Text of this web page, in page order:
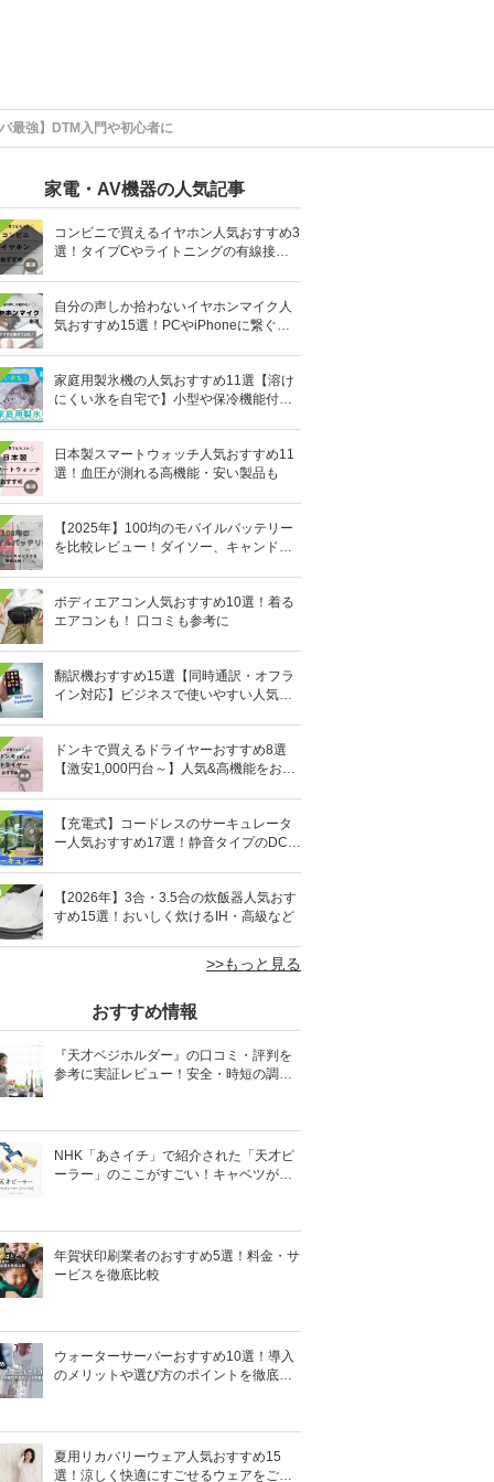
最強】DTM入門や初心者に
家電・AV機器の人気記事
コンビニで買えるイヤホン人気おすすめ3
選！タイプCやライトニングの有線接続
自分の声しか拾わないイヤホンマイク人
気おすすめ15選！PCやiPhoneに繋ぐ有
家庭用製氷機の人気おすすめ11選【溶け
にくい氷を自宅で】小型や保冷機能付き
日本製スマートウォッチ人気おすすめ11
選！血圧が測れる高機能・安い製品も
【2025年】100均のモバイルバッテリー
を比較レビュー！ダイソー、キャンドゥ
ボディエアコン人気おすすめ10選！着る
エアコンも！ 口コミも参考に
翻訳機おすすめ15選【同時通訳・オフラ
イン対応】ビジネスで使いやすい人気の
ドンキで買えるドライヤーおすすめ8選
【激安1,000円台～】人気&高機能をお得
【充電式】コードレスのサーキュレータ
ー人気おすすめ17選！静音タイプのDCモ
【2026年】3合・3.5合の炊飯器人気おす
すめ15選！おいしく炊けるIH・高級など
>>もっと見る
おすすめ情報
『天才ベジホルダー』の口コミ・評判を
参考に実証レビュー！安全・時短の調理
NHK「あさイチ」で紹介された「天才ピ
ーラー」のここがすごい！キャベツがほ
年賀状印刷業者のおすすめ5選！料金・サ
ービスを徹底比較
ウォーターサーバーおすすめ10選！導入
のメリットや選び方のポイントを徹底解
夏用リカバリーウェア人気おすすめ15
選！涼しく快適にすごせるウェアをご紹